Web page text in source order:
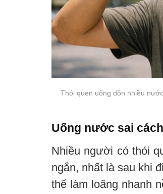
Thói quen uống dồn nhiều
Uống nước sai
Nhiều người có thói
ngắn, nhất là sau khi
thể làm loãng nhanh